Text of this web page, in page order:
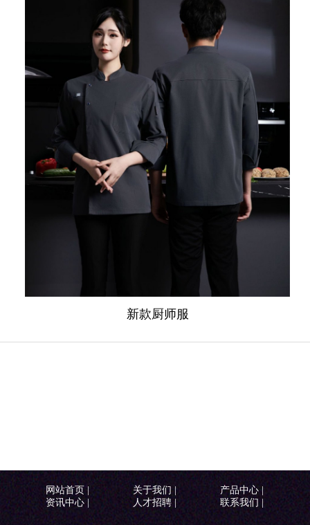
新款厨师服
网站首页 关于我们 产品中心
资讯中心
人才招聘 联系我们